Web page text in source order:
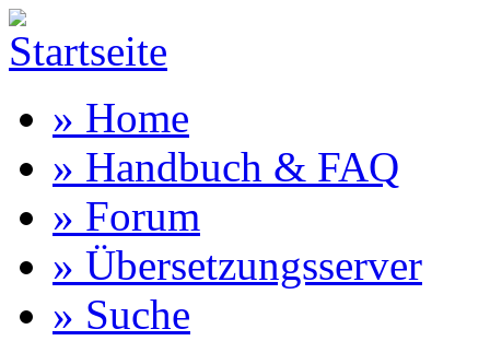
» Home
» Handbuch & FAQ
» Forum
» Übersetzungsserver
» Suche